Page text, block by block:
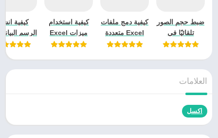
ضبط حجم الصور
تلقائيًا في
مشاريع
كيفية دمج ملفات
Excel متعددة
معًا؟
كيفية استخدام
ميزات Excel
في Word؟
كيفية
الرسم
Excel؟
العلامات
اكسل